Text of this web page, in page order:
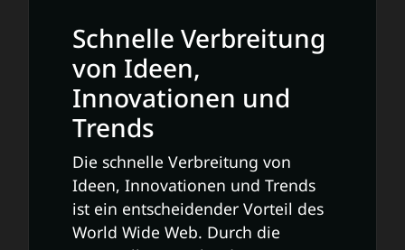
Schnelle Verbreitung
von Ideen,
Innovationen und
Trends
Die schnelle Verbreitung von
Ideen, Innovationen und Trends
ist ein entscheidender Vorteil des
World Wide Web. Durch die